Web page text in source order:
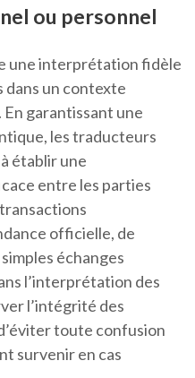
ou personnel
une interprétation fidèle
dans un contexte
garantissant une
les traducteurs
établir une
entre les parties
transactions
officielle, de
échanges
l’interprétation des
l’intégrité des
toute confusion
survenir en cas